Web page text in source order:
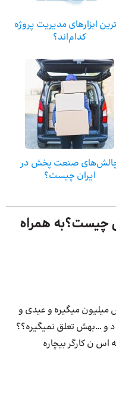
ابزارهای مدیریت پروژه
کدام‌اند؟
صنعت پخش در
ایران چیست؟
چیست؟به همراه
شش میلیون میگیره و عیدی و
و …بهش تعلق نمیگیره؟؟
اس ن کارگر بیچاره